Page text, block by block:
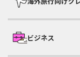
ビジネス